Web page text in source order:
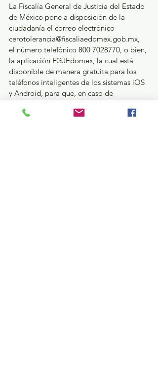
La Fiscalía General de Justicia del Estado
de México pone a disposición de la
ciudadanía el correo electrónico
cerotolerancia@fiscaliaedomex.gob.mx,
el número telefónico 800 7028770, o bien,
la aplicación FGJEdomex, la cual está
disponible de manera gratuita para los
teléfonos inteligentes de los sistemas iOS
y Android, para que, en caso de
implicado en otro hecho delictivo, sea